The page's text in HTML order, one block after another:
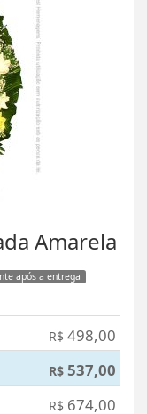
Amarela
após a entrega
R$ 498,00
R$ 537,00
R$ 674,00